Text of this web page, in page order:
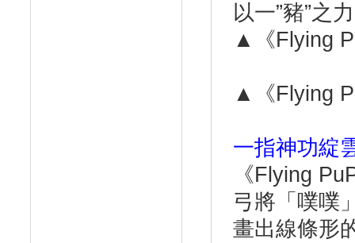
以一”豬”之
▲《Flying
▲《Flying
一指神功綻
《Flying
弓將「噗噗
畫出線條形